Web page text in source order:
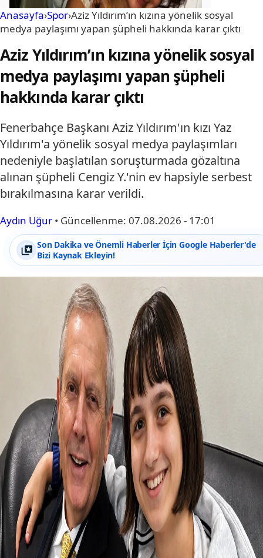
Anasayfa›Spor›Aziz Yıldırım’ın kızına yönelik sosyal
medya paylaşımı yapan şüpheli hakkında karar çıktı
Aziz Yıldırım’ın kızına yönelik sosyal
medya paylaşımı yapan şüpheli
hakkında karar çıktı
Fenerbahçe Başkanı Aziz Yıldırım'ın kızı Yaz
Yıldırım'a yönelik sosyal medya paylaşımları
nedeniyle başlatılan soruşturmada gözaltına
alınan şüpheli Cengiz Y.'nin ev hapsiyle serbest
bırakılmasına karar verildi.
Aydın Uğur • Güncellenme: 07.08.2026 - 17:01
Son Dakika ve Önemli Haberler İçin Google Haberler'de
Bizi Kaynak Ekleyin!